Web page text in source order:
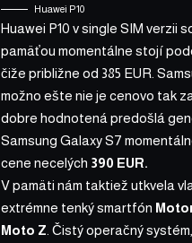
Huawei P10
Huawei P10 v single SIM verzii
pamäťou momentálne stojí
čiže približne od 385 EUR .
možno ešte nie je cenovo tak
dobre hodnotená predošlá
Samsung Galaxy S7
cene necelých 390 EUR.
V pamäti nám taktiež utkvela
extrémne tenký smartfón
Moto Z . Čistý operačný